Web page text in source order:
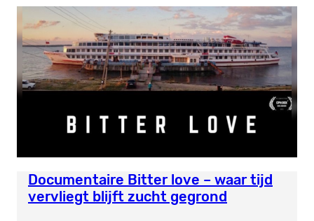
Documentaire Bitter love – waar tijd
vervliegt blijft zucht gegrond